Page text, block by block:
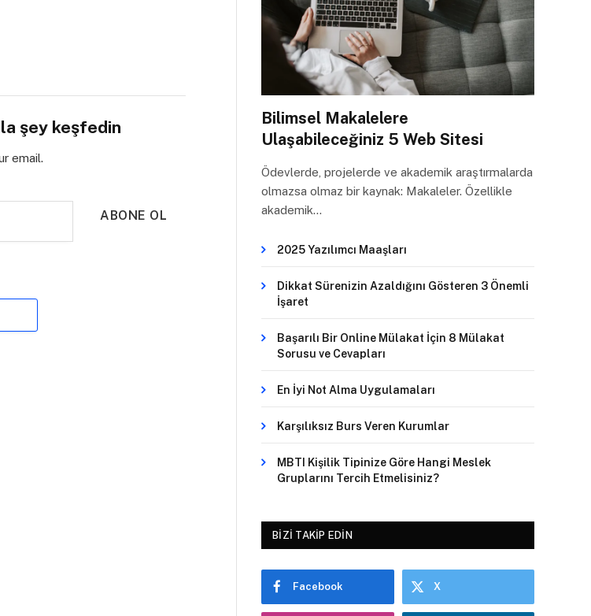
şey keşfedin
email.
ABONE OL
Bilimsel Makalelere
Ulaşabileceğiniz 5 Web Sitesi
Ödevlerde, projelerde ve akademik araştırmalarda
olmazsa olmaz bir kaynak: Makaleler. Özellikle
akademik…
2025 Yazılımcı Maaşları
Dikkat Sürenizin Azaldığını Gösteren 3 Önemli
İşaret
Başarılı Bir Online Mülakat İçin 8 Mülakat
Sorusu ve Cevapları
En İyi Not Alma Uygulamaları
Karşılıksız Burs Veren Kurumlar
MBTI Kişilik Tipinize Göre Hangi Meslek
Gruplarını Tercih Etmelisiniz?
BIZI TAKIP EDIN
Facebook X